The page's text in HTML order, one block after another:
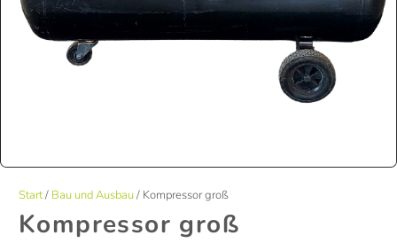
Start/ Bau und Ausbau/ Kompressor groß
Kompressor groß